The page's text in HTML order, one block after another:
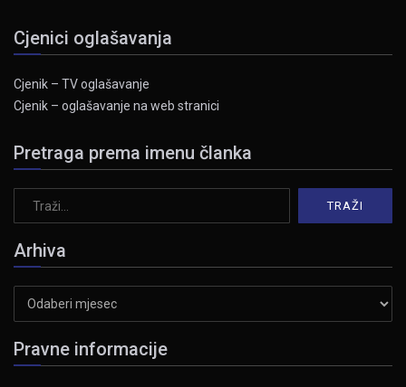
Cjenici oglašavanja
Cjenik – TV oglašavanje
Cjenik – oglašavanje na web stranici
Pretraga prema imenu članka
Arhiva
Pravne informacije